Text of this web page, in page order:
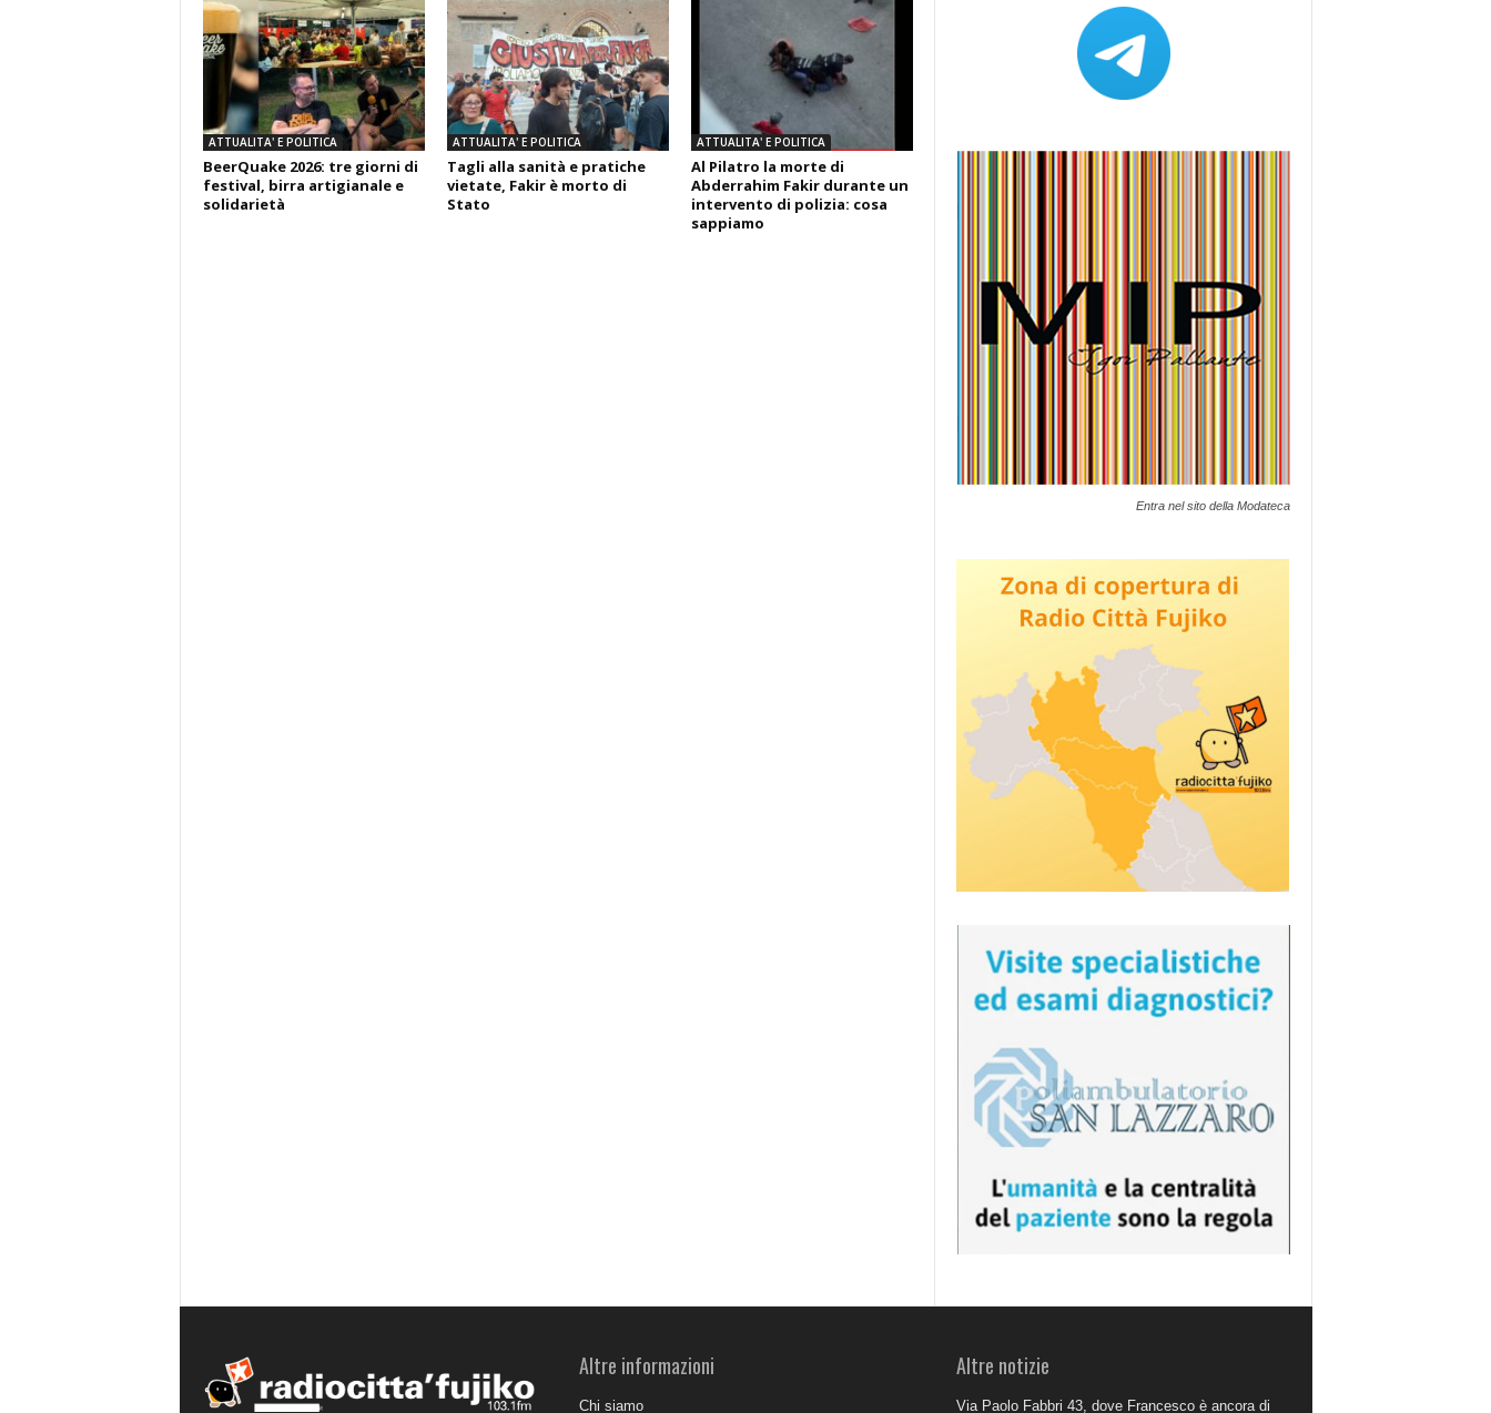
ATTUALITA' E POLITICA
BeerQuake 2026: tre giorni di
festival, birra artigianale e
solidarietà
ATTUALITA' E POLITICA
Tagli alla sanità e pratiche
vietate, Fakir è morto di
Stato
ATTUALITA' E POLITICA
Al Pilatro la morte di
Abderrahim Fakir durante un
intervento di polizia: cosa
sappiamo
Entra nel sito della Modateca
Altre informazioni
Chi siamo
Altre notizie
Via Paolo Fabbri 43, dove Francesco è ancora di